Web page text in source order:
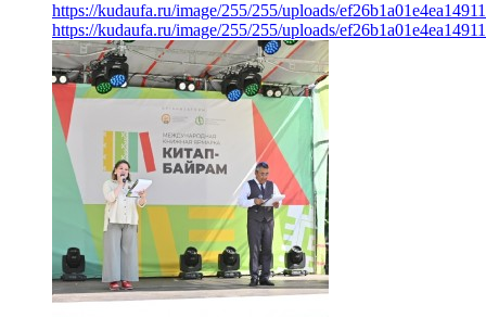
https://kudaufa.ru/image/255/255/uploads/
https://kudaufa.ru/image/255/255/uploads/